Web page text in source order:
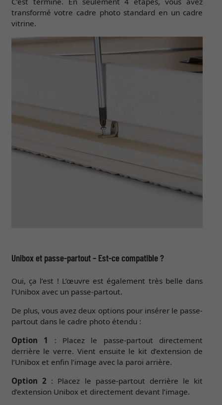
transformé votre cadre photo standard en un cadre
vitrine.
Unibox et passe-partout – Est-ce compatible ?
Oui, ça l’est ! L’œuvre est également très belle dans
l’Unibox avec un passe-partout.
De plus, vous avez deux options pour insérer le passe-
partout dans le cadre photo étendu :
Option 1
: Placez le passe-partout directement
derrière le verre. Vient ensuite le kit d’extension de
l’Unibox et enfin l’image avec la paroi arrière.
Option 2 : Placez le passe-partout derrière le kit
d’extension Unibox et directement devant l’image.